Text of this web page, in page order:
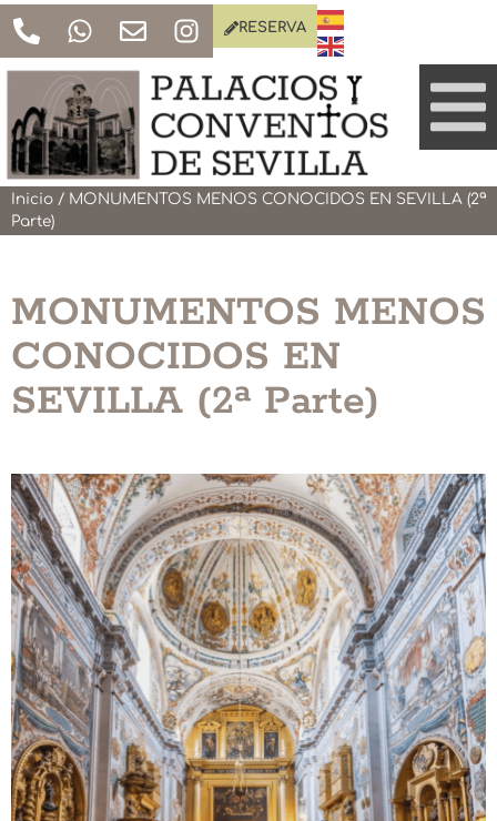
RESERVA
Inicio / MONUMENTOS MENOS CONOCIDOS EN SEVILLA (2ª
Parte)
MONUMENTOS MENOS
CONOCIDOS EN
SEVILLA (2ª Parte)